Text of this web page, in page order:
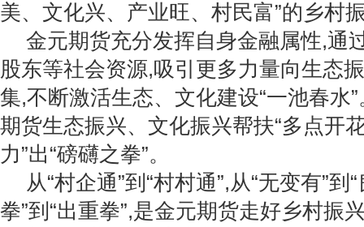
美、文化兴、产业旺、村民富”的乡村
金元期货充分发挥自身金融属性,通
股东等社会资源,吸引更多力量向生态
集,不断激活生态、文化建设“一池春水
期货生态振兴、文化振兴帮扶“多点开
力”出“磅礴之拳”。
从“村企通”到“村村通”,从“无变有”到
拳”到“出重拳”,是金元期货走好乡村振